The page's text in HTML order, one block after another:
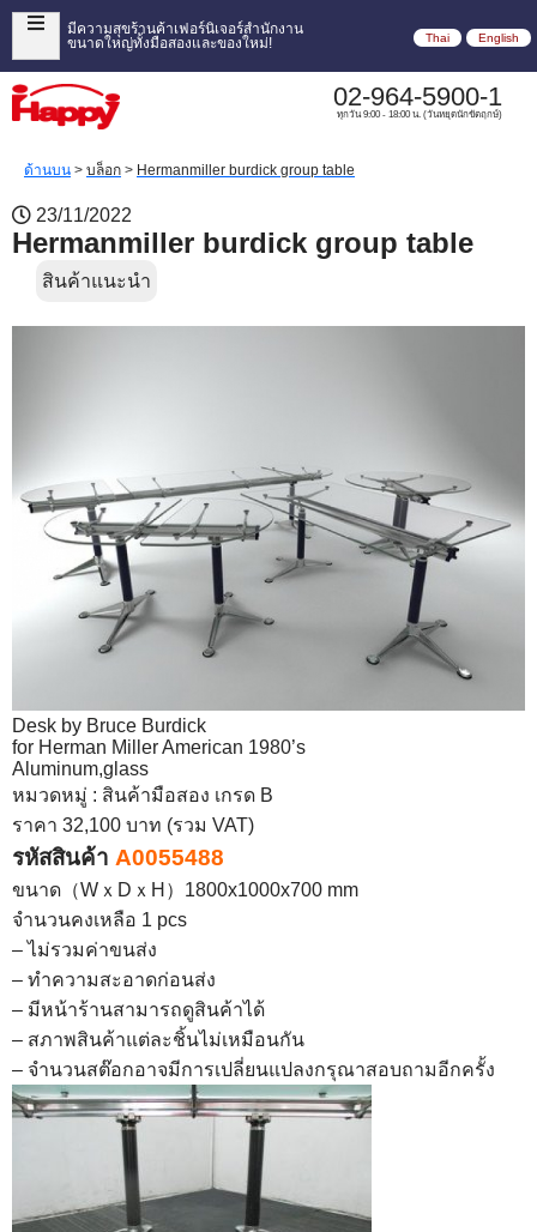
มีความสุขร้านค้าเฟอร์นิเจอร์สำนักงาน
ขนาดใหญ่ทั้งมือสองและของใหม่!
Thai English
02-964-5900-1
ทุกวัน 9:00 - 18:00 น. (วันหยุดนักขัตฤกษ์)
ด้านบน > บล็อก > Hermanmiller burdick group table
23/11/2022
Hermanmiller burdick group table
สินค้าแนะนำ
Desk by Bruce Burdick
for Herman Miller American 1980’s
Aluminum,glass
หมวดหมู่ : สินค้ามือสอง เกรด B
ราคา 32,100 บาท (รวม VAT)
รหัสสินค้า A0055488
ขนาด（WｘDｘH）1800x1000x700 mm
จำนวนคงเหลือ 1 pcs
– ไม่รวมค่าขนส่ง
– ทำความสะอาดก่อนส่ง
– มีหน้าร้านสามารถดูสินค้าได้
– สภาพสินค้าแต่ละชิ้นไม่เหมือนกัน
– จำนวนสต๊อกอาจมีการเปลี่ยนแปลงกรุณาสอบถามอีกครั้ง